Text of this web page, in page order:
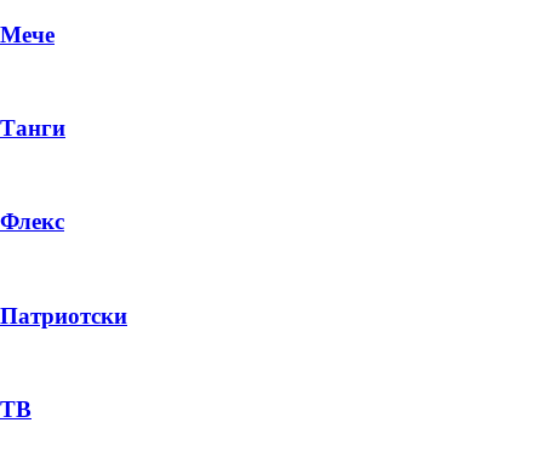
PRODUCT
Мече
Танги
Флекс
Патриотски
ТВ